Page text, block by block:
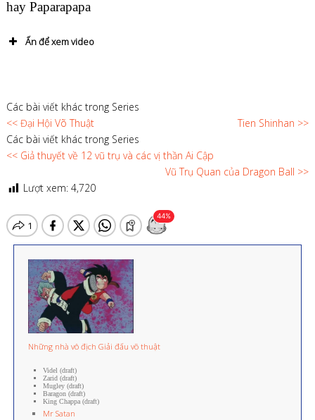
hay Paparapapa
Ấn để xem video
Các bài viết khác trong Series
<< Đại Hội Võ Thuật
Tien Shinhan >>
Các bài viết khác trong Series
<< Giả thuyết về 12 vũ trụ và các vị thần Ai Cập
Vũ Trụ Quan của Dragon Ball >>
Lượt xem: 4,720
Những nhà vô địch Giải đấu võ thuật
Videl (draft)
Zarid (draft)
Mugley (draft)
Baragon (draft)
King Chappa (draft)
Mr Satan